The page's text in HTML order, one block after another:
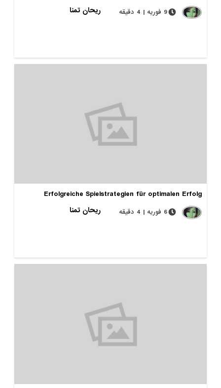
ریحان تمنا
9 فوریه | 4 دقیقه
Erfolgreiche Spielstrategien für optimalen Erfolg
ریحان تمنا
6 فوریه | 4 دقیقه